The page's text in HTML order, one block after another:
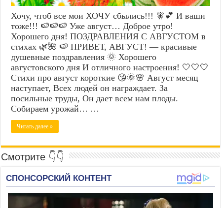
Хочу, чтоб все мои ХОЧУ сбылись!!! 🧚💕 И ваши
тоже!!! 🍉🍉🍉 Уже август… Доброе утро!
Хорошего дня! ПОЗДРАВЛЕНИЯ С АВГУСТОМ в
стихах 🌿🌺 🍉 ПРИВЕТ, АВГУСТ! — красивые
душевные поздравления 🌞 Хорошего
августовского дня И отличного настроения! 🤍🤍🤍
Стихи про август короткие 😘🌞🌸 Август месяц
наступает, Всех людей он награждает. За
посильные труды, Он дает всем нам плоды.
Собираем урожай… …
Читать далее »
Смотрите 👇👇